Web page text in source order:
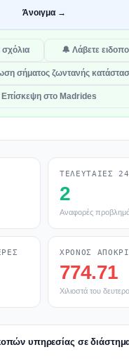
Άνοιγμα →
🔔 Λάβετε
σήματος ζωντανής
στο Madrides
ΤΕΛΕΥΤΑΊΕΣ
2
Αναφορές
ΧΡΌΝΟΣ
774.71
Χιλιοστά του
υπηρεσίας σε